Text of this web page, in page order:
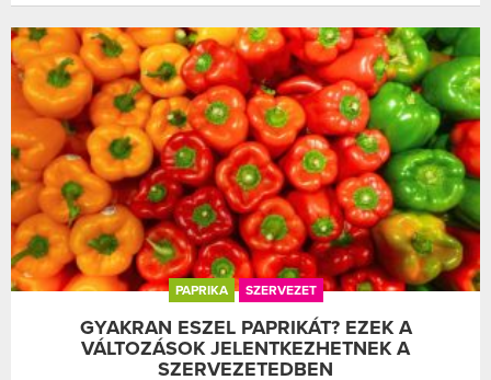
PAPRIKA SZERVEZET
GYAKRAN ESZEL PAPRIKÁT? EZEK A
VÁLTOZÁSOK JELENTKEZHETNEK A
SZERVEZETEDBEN